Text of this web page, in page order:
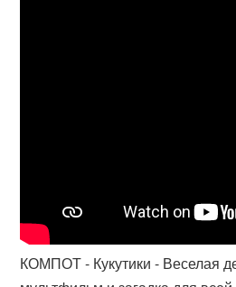
КОМПОТ - Кукутики - Веселая